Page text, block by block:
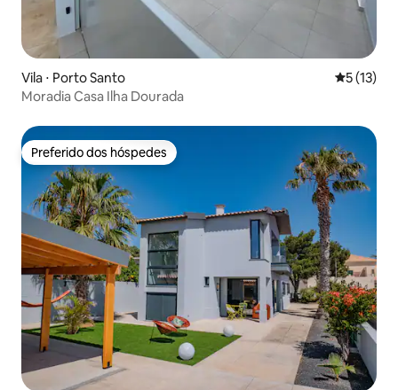
Vila ⋅ Porto Santo 5 de uma
5 (13)
Moradia Casa Ilha Dourada
Preferido dos hóspedes
Preferido dos hóspedes